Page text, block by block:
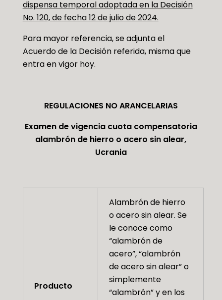
dispensa temporal adoptada en la Decisión
No. 120, de fecha 12 de julio de 2024.
Para mayor referencia, se adjunta el
Acuerdo de la Decisión referida, misma que
entra en vigor hoy.
REGULACIONES NO ARANCELARIAS
Examen de vigencia cuota compensatoria
alambrón de hierro o acero sin alear,
Ucrania
Producto
Alambrón de hierro
o acero sin alear. Se
le conoce como
“alambrón de
acero”, “alambrón
de acero sin alear” o
simplemente
“alambrón” y en los